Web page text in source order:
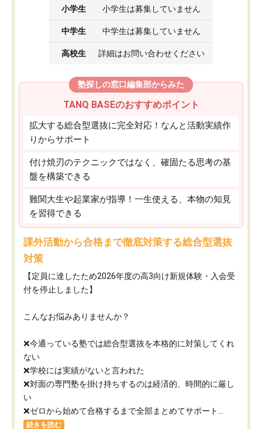
小学生 小学生は募集していません
中学生 中学生は募集していません
高校生 詳細はお問い合わせください
塾探しの窓口編集部からみた
TANQ BASEのおすすめポイント
拡大する総合型選抜に完全対応！なんと活動実績作
りからサポート
付け焼刃のテクニックではなく、確固たる思考の基
盤を構築できる
難関大生や起業家が指導！一生使える、本物の知見
を習得できる
課外活動から合格まで徹底対策する総合型選抜
対策
【定員に達したため2026年度の高3向け新規体験・入会受
付を停止しました】
こんなお悩みありませんか？
❌今通っている塾では総合型選抜を本格的に対策してくれ
ない
❌学校には実績がないと言われた
❌対面の専門塾を掛け持ちするのは経済的、時間的に厳し
い
❌ゼロから始めて合格するまで全部まとめてサポート...
続きを読む